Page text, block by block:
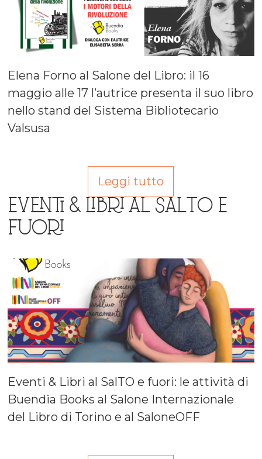
Elena Forno al Salone del Libro: il 16
maggio alle 17 l’autrice presenta il suo libro
nello stand del Sistema Bibliotecario
Valsusa
Leggi tutto
EVENTI & LIBRI AL SALTO E
FUORI
Eventi & Libri al SalTO e fuori: le attività di
Buendia Books al Salone Internazionale
del Libro di Torino e al SaloneOFF